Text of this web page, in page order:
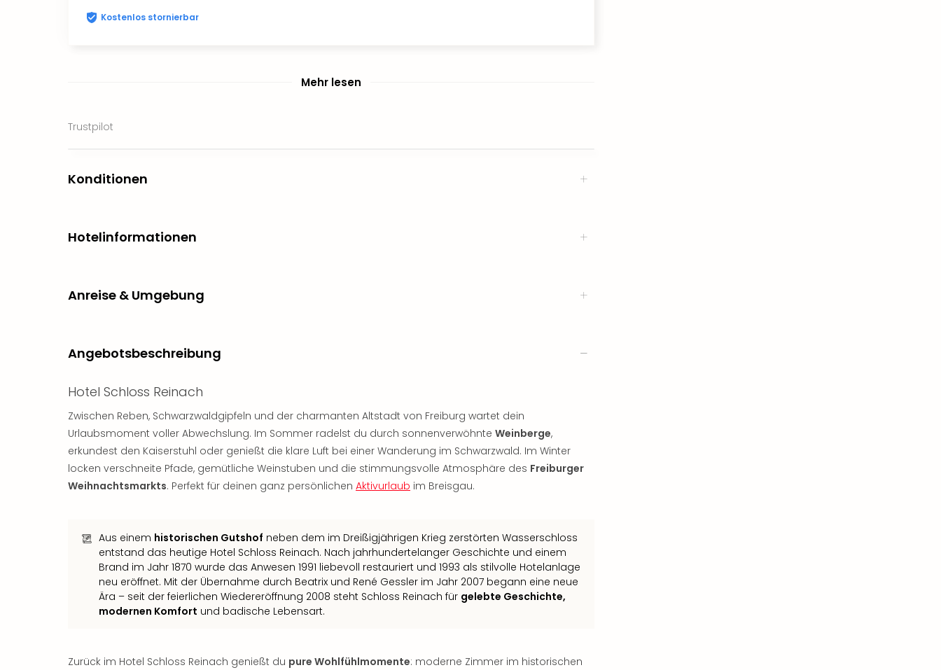
Kostenlos stornierbar
Mehr lesen
Trustpilot
Konditionen
Hotelinformationen
Anreise & Umgebung
Angebotsbeschreibung
Hotel Schloss Reinach
Zwischen Reben, Schwarzwaldgipfeln und der charmanten Altstadt von Freiburg wartet dein
Urlaubsmoment voller Abwechslung. Im Sommer radelst du durch sonnenverwöhnte Weinberge,
erkundest den Kaiserstuhl oder genießt die klare Luft bei einer Wanderung im Schwarzwald. Im Winter
locken verschneite Pfade, gemütliche Weinstuben und die stimmungsvolle Atmosphäre des Freiburger
Weihnachtsmarkts. Perfekt für deinen ganz persönlichen Aktivurlaub im Breisgau.
Aus einem historischen Gutshof neben dem im Dreißigjährigen Krieg zerstörten Wasserschloss
entstand das heutige Hotel Schloss Reinach. Nach jahrhundertelanger Geschichte und einem
Brand im Jahr 1870 wurde das Anwesen 1991 liebevoll restauriert und 1993 als stilvolle Hotelanlage
neu eröffnet. Mit der Übernahme durch Beatrix und René Gessler im Jahr 2007 begann eine neue
Ära – seit der feierlichen Wiedereröffnung 2008 steht Schloss Reinach für gelebte Geschichte,
modernen Komfort und badische Lebensart.
Zurück im Hotel Schloss Reinach genießt du pure Wohlfühlmomente: moderne Zimmer im historischen